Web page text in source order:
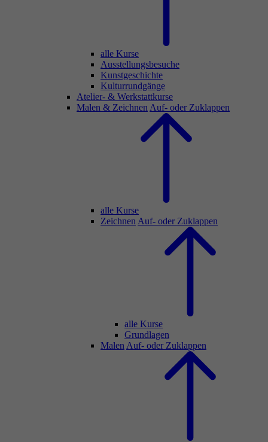
alle Kurse
Ausstellungsbesuche
Kunstgeschichte
Kulturrundgänge
Atelier- & Werkstattkurse
Malen & Zeichnen Auf- oder Zuklappen
alle Kurse
Zeichnen Auf- oder Zuklappen
alle Kurse
Grundlagen
Malen Auf- oder Zuklappen